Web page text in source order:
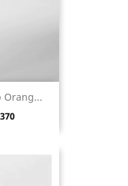
Orang...